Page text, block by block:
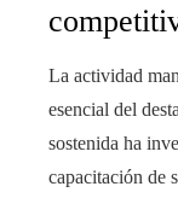
La actividad
esencial del
sostenida ha
capacitación de